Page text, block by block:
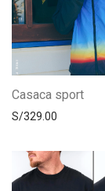
Casaca sport
S/329.00